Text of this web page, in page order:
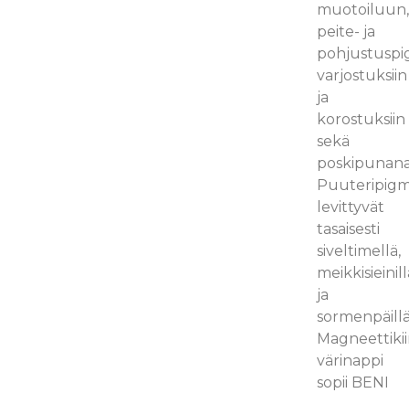
muotoiluun,
peite- ja
varjostuksiin
ja
korostuksiin
sekä
levittyvät
tasaisesti
siveltimellä,
ja
värinappi
sopii BENI